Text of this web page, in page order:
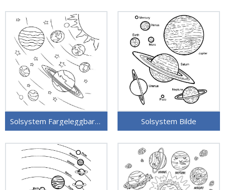
Solsystem Fargeleggbart for Barn Solsystem Bilde